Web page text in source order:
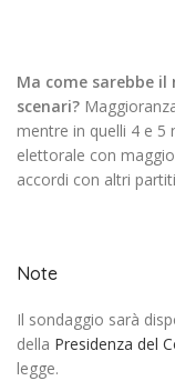
Ma come sarebbe
scenari?
mentre in quelli 4 e 5
elettorale con
accordi con altri
Note
Il sondaggio sarà
della Presidenza del
legge.